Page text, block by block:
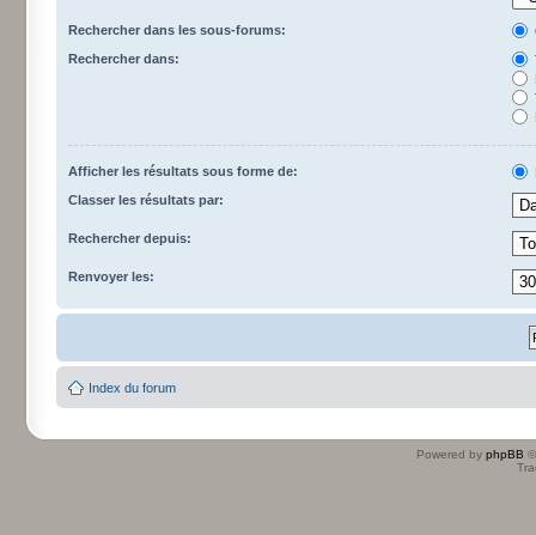
Rechercher dans les sous-forums:
Rechercher dans:
Afficher les résultats sous forme de:
Classer les résultats par:
Rechercher depuis:
Renvoyer les:
Index du forum
Powered by phpBB